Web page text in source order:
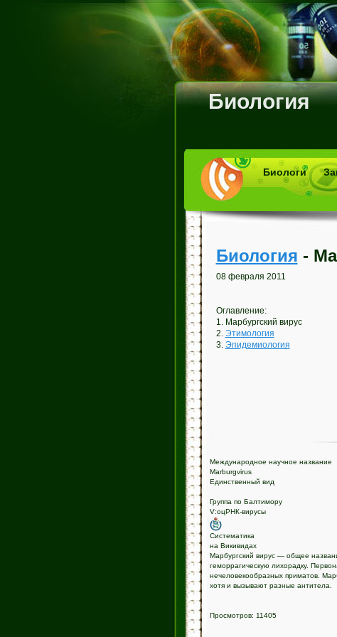
Биология
Биологи
Биология -
08 февраля 2011
Оглавление:
1. Марбургский вирус
2. Этимология
3. Эпидемиология
Международное научное название
Marburgvirus
Единственный вид
Группа по Балтимору
V:оцРНК-вирусы
Систематика
на Викивидах
Марбургский вирус — общее
геморрагическую лихорадку.
нечеловекообразных приматов.
хотя и вызывают разные антитела.
Просмотров: 11405